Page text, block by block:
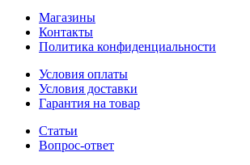
Магазины
Контакты
Политика конфиденциальности
Условия оплаты
Условия доставки
Гарантия на товар
Статьи
Вопрос-ответ